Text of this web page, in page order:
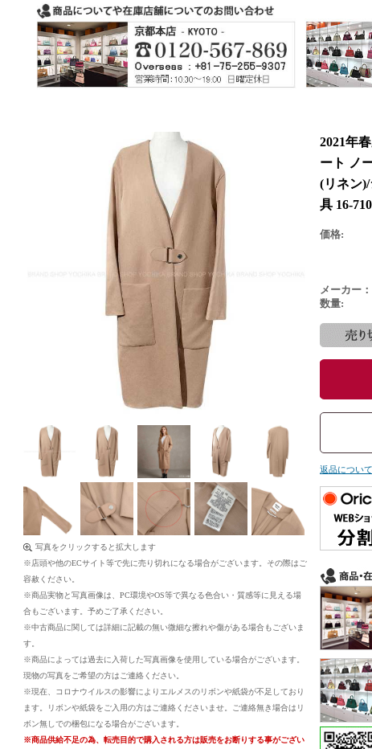
写真をクリックすると拡大します
※店頭や他のECサイト等で先に売り切れになる場合がございます。その際はご
容赦ください。
※商品実物と写真画像は、PC環境やOS等で異なる色合い・質感等に見える場
合もございます。予めご了承ください。
※中古商品に関しては詳細に記載の無い微細な擦れや傷がある場合もございま
す。
※商品によっては過去に入荷した写真画像を使用している場合がございます。
現物の写真をご希望の方はご連絡ください。
※現在、コロナウイルスの影響によりエルメスのリボンや紙袋が不足しており
ます。リボンや紙袋をご入用の方はご連絡くださいませ。ご連絡無き場合はリ
ボン無しでの梱包になる場合がございます。
※商品供給不足の為、転売目的で購入される方は販売をお断りする事がござい
2021年
ート ノ
(リネン
具 16-
価格:
メーカー：
数量:
返品につい